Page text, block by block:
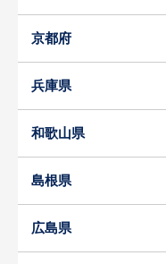
京都府
兵庫県
和歌山県
島根県
広島県